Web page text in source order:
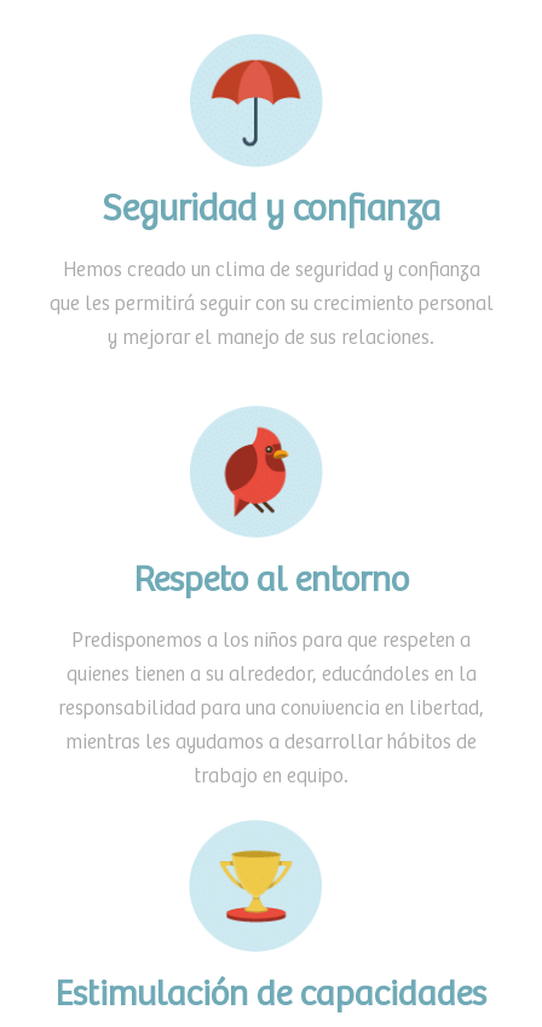
Seguridad y confianza
Hemos creado un clima de seguridad y confianza
que les permitirá seguir con su crecimiento personal
y mejorar el manejo de sus relaciones.
Respeto al entorno
Predisponemos a los niños para que respeten a
quienes tienen a su alrededor, educándoles en la
responsabilidad para una convivencia en libertad,
mientras les ayudamos a desarrollar hábitos de
trabajo en equipo.
Estimulación de capacidades